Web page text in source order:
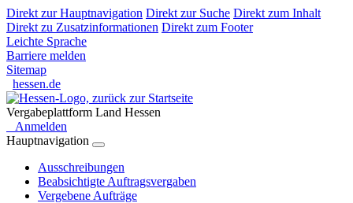
Direkt zur Hauptnavigation Direkt zur Suche Direkt zum Inhalt
Direkt zu Zusatzinformationen Direkt zum Footer
Leichte Sprache
Barriere melden
Sitemap
hessen.de
Vergabeplattform Land Hessen
Anmelden
Hauptnavigation
Ausschreibungen
Beabsichtigte Auftragsvergaben
Vergebene Aufträge